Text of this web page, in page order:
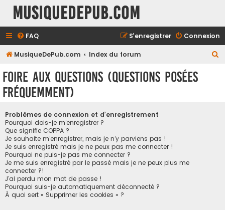
MusiqueDePub.com
FAQ Connexion
S’enregistrer
MusiqueDePub.com Index du forum
Foire aux questions (Questions posées
fréquemment)
Problèmes de connexion et d’enregistrement
Pourquoi dois-je m’enregistrer ?
Que signifie COPPA ?
Je souhaite m’enregistrer, mais je n’y parviens pas !
Je suis enregistré mais je ne peux pas me connecter !
Pourquoi ne puis-je pas me connecter ?
Je me suis enregistré par le passé mais je ne peux plus me
connecter ?!
J’ai perdu mon mot de passe !
Pourquoi suis-je automatiquement déconnecté ?
À quoi sert « Supprimer les cookies » ?